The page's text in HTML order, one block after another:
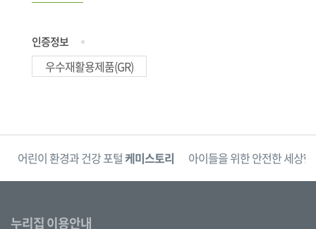
인증정보
우수재활용제품(GR)
어린이 환경과 건강 포털케미스토리 아이들을 위한 안전한 세상
누리집 이용안내